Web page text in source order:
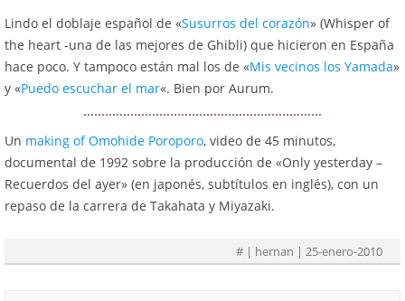
Lindo el doblaje español de «Susurros del corazón» (Whisper of
the heart -una de las mejores de Ghibli) que hicieron en España
hace poco. Y tampoco están mal los de «Mis vecinos los Yamada»
y «Puedo escuchar el mar«. Bien por Aurum.
Un making of Omohide Poroporo, video de 45 minutos,
documental de 1992 sobre la producción de «Only yesterday –
Recuerdos del ayer» (en japonés, subtítulos en inglés), con un
repaso de la carrera de Takahata y Miyazaki.
# | hernan | 25-enero-2010